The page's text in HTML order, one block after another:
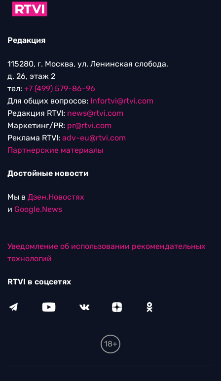
Редакция
115280, г. Москва, ул. Ленинская слобода,
д. 26, этаж 2
тел: +7 (499) 579-86-96
Для общих вопросов: Infortvi@rtvi.com
Редакция RTVI: news@rtvi.com
Маркетинг/PR: pr@rtvi.com
Реклама RTVI: adv-eu@rtvi.com
Партнерские материалы
Достойные новости
Мы в Дзен.Новостях
и Google.News
Уведомление об использовании рекомендательных
технологий
RTVI в соцсетях
18+